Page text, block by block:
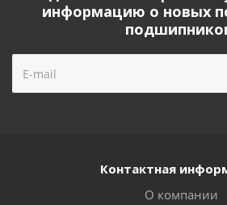
информацию о новых
Контактная
О компании